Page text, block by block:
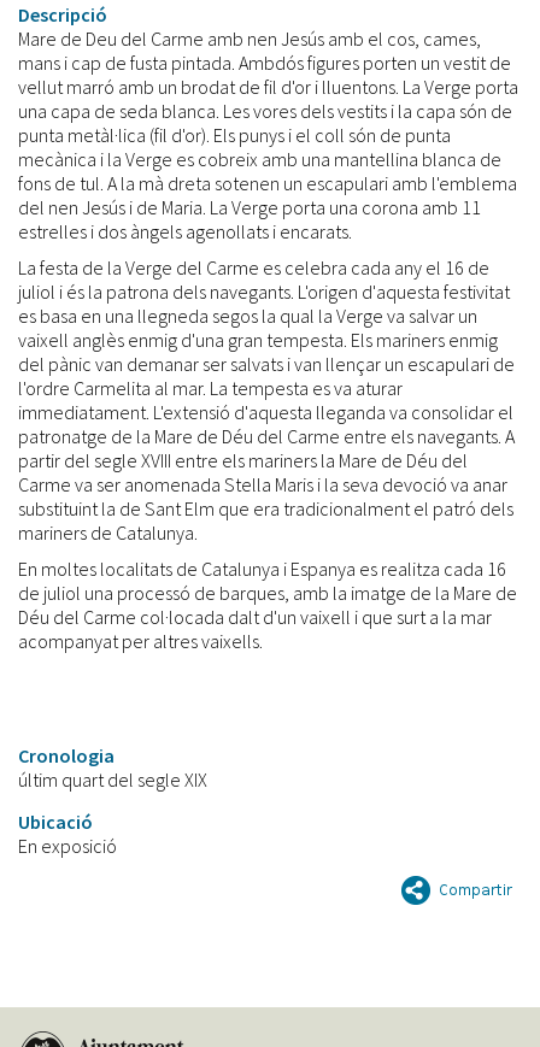
Descripció
Mare de Deu del Carme amb nen Jesús amb el cos, cames,
mans i cap de fusta pintada. Ambdós figures porten un vestit de
vellut marró amb un brodat de fil d'or i lluentons. La Verge porta
una capa de seda blanca. Les vores dels vestits i la capa són de
punta metàl·lica (fil d'or). Els punys i el coll són de punta
mecànica i la Verge es cobreix amb una mantellina blanca de
fons de tul. A la mà dreta sotenen un escapulari amb l'emblema
del nen Jesús i de Maria. La Verge porta una corona amb 11
estrelles i dos àngels agenollats i encarats.
La festa de la Verge del Carme es celebra cada any el 16 de
juliol i és la patrona dels navegants. L'origen d'aquesta festivitat
es basa en una llegneda segos la qual la Verge va salvar un
vaixell anglès enmig d'una gran tempesta. Els mariners enmig
del pànic van demanar ser salvats i van llençar un escapulari de
l'ordre Carmelita al mar. La tempesta es va aturar
immediatament. L'extensió d'aquesta lleganda va consolidar el
patronatge de la Mare de Déu del Carme entre els navegants. A
partir del segle XVIII entre els mariners la Mare de Déu del
Carme va ser anomenada Stella Maris i la seva devoció va anar
substituint la de Sant Elm que era tradicionalment el patró dels
mariners de Catalunya.
En moltes localitats de Catalunya i Espanya es realitza cada 16
de juliol una processó de barques, amb la imatge de la Mare de
Déu del Carme col·locada dalt d'un vaixell i que surt a la mar
acompanyat per altres vaixells.
Cronologia
últim quart del segle XIX
Ubicació
En exposició